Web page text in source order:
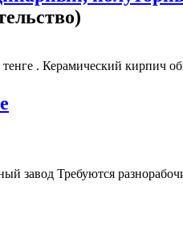
. Керамический кирпич
завод Требуются